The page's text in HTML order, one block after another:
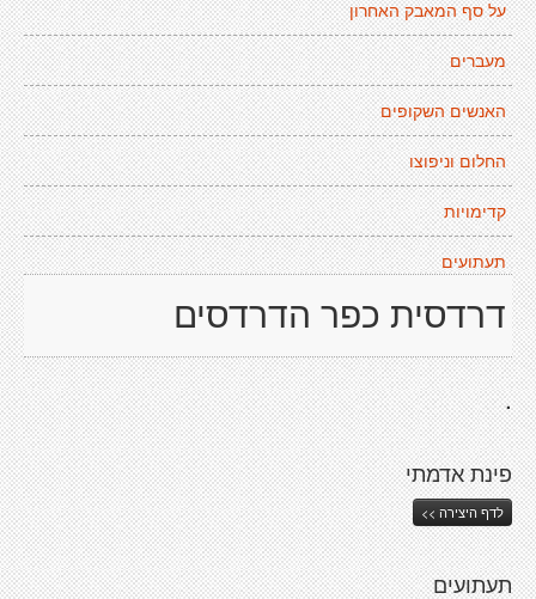
על סף המאבק האחרון
מעברים
האנשים השקופים
החלום וניפוצו
קדימויות
תעתועים
דרדסית כפר הדרדסים
.
פינת אדמתי
לדף היצירה >>
תעתועים